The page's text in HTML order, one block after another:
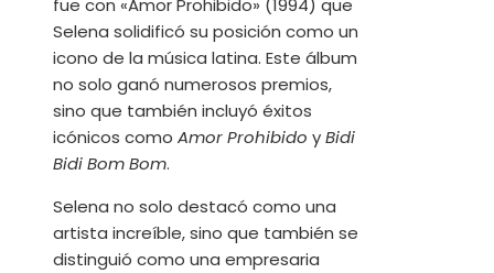
fue con «Amor Prohibido» (1994) que
Selena solidificó su posición como un
icono de la música latina. Este álbum
no solo ganó numerosos premios,
sino que también incluyó éxitos
icónicos como Amor Prohibido yBidi
Bidi Bom Bom.
Selena no solo destacó como una
artista increíble, sino que también se
distinguió como una empresaria